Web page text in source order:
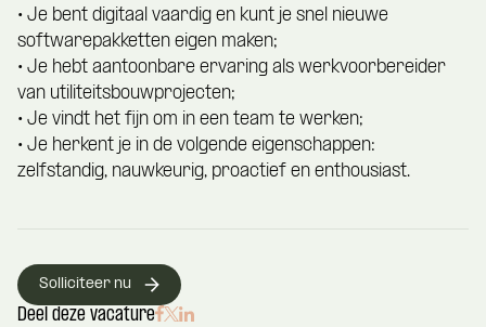
• Je bent digitaal vaardig en kunt je snel nieuwe
softwarepakketten eigen maken;
• Je hebt aantoonbare ervaring als werkvoorbereider
van utiliteitsbouwprojecten;
• Je vindt het fijn om in een team te werken;
• Je herkent je in de volgende eigenschappen:
zelfstandig, nauwkeurig, proactief en enthousiast.
Deel deze vacature
Solliciteer nu